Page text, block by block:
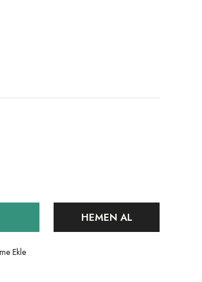
HEMEN AL